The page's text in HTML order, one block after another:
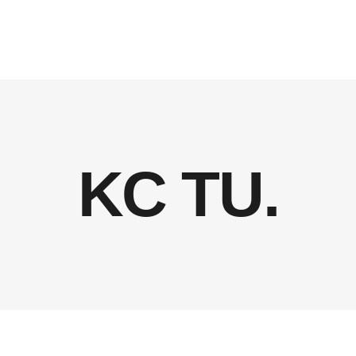
KC TU.